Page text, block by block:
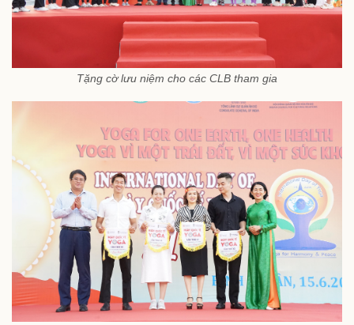
Tặng cờ lưu niệm cho các CLB tham gia